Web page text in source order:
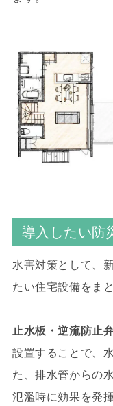
導入したい防
水害対策として、
たい住宅設備をま
止水板・逆流防止
設置することで、
た、排水管からの
氾濫時に効果を発